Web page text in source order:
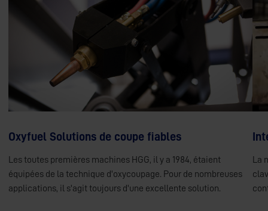
Oxyfuel Solutions de coupe fiables
Les toutes premières machines HGG, il y a 1984, étaient
équipées de la technique d'oxycoupage. Pour de nombreuses
applications, il s'agit toujours d'une excellente solution.